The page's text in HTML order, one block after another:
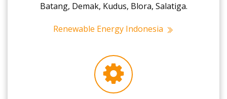
Batang, Demak, Kudus, Blora, Salatiga.
Renewable Energy Indonesia